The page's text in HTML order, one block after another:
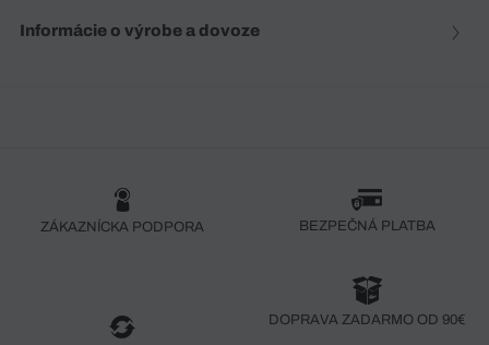
Informácie o výrobe a dovoze
ZÁKAZNÍCKA PODPORA BEZPEČNÁ PLATBA
DOPRAVA ZADARMO OD 90€